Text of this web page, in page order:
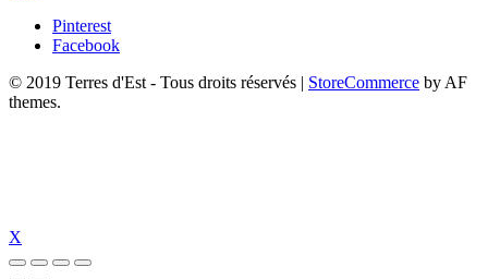
Pinterest
Facebook
© 2019 Terres d'Est - Tous droits réservés | StoreCommerce by AF
themes.
X